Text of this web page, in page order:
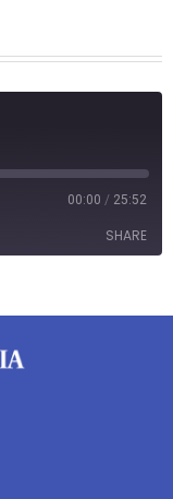
00:00 / 25:52
SHARE